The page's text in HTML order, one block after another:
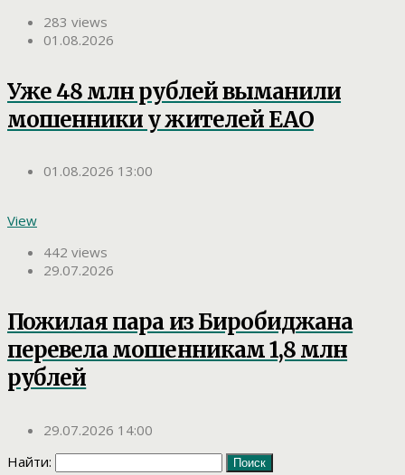
283 views
01.08.2026
Уже 48 млн рублей выманили
мошенники у жителей ЕАО
01.08.2026 13:00
View
442 views
29.07.2026
Пожилая пара из Биробиджана
перевела мошенникам 1,8 млн
рублей
29.07.2026 14:00
Найти: